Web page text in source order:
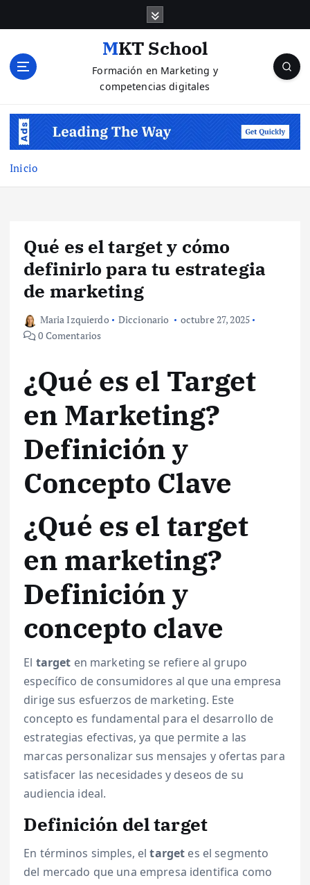
MKT School
Formación en Marketing y
competencias digitales
Inicio
Qué es el target y cómo
definirlo para tu estrategia
de marketing
Maria Izquierdo Diccionario
octubre 27, 2025
0 Comentarios
¿Qué es el Target
en Marketing?
Definición y
Concepto Clave
¿Qué es el target
en marketing?
Definición y
concepto clave
El target en marketing se refiere al grupo
específico de consumidores al que una empresa
dirige sus esfuerzos de marketing. Este
concepto es fundamental para el desarrollo de
estrategias efectivas, ya que permite a las
marcas personalizar sus mensajes y ofertas para
satisfacer las necesidades y deseos de su
audiencia ideal.
Definición del target
En términos simples, eltarget es el segmento
del mercado que una empresa identifica como